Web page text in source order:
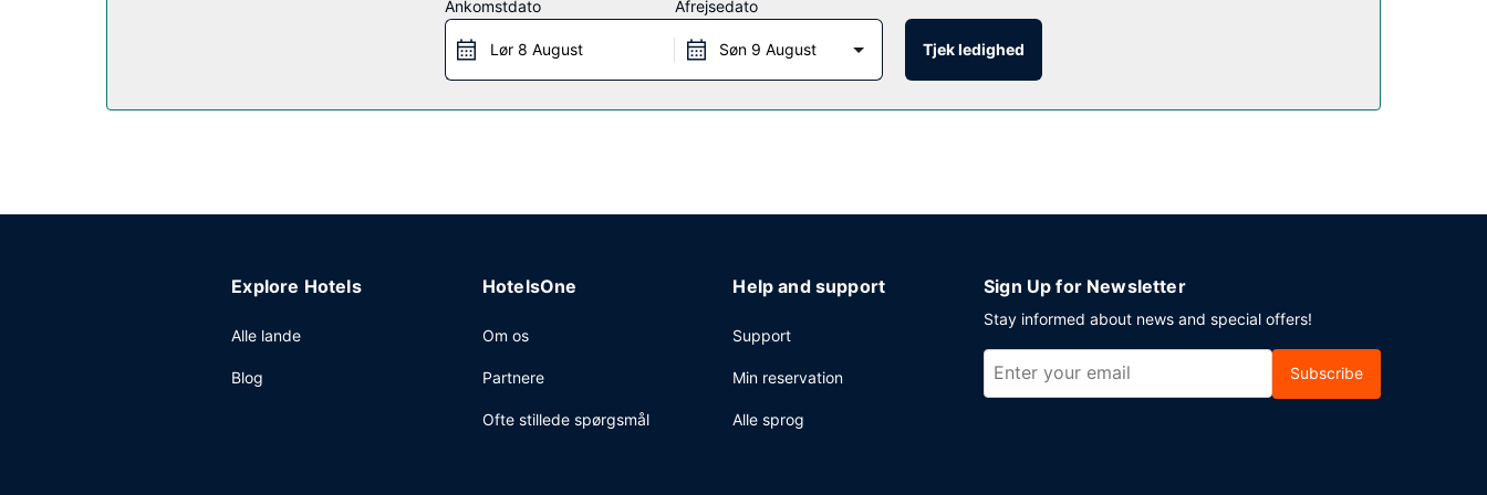
Gratis kontinental morgenmad serveres dagligt fra kl. 06.00 til kl. 09.30.
Ankomstdato
Lør 8 August
Afrejsedato
Søn 9 August Tjek ledighed
Explore Hotels
Alle lande
Blog
HotelsOne
Om os
Partnere
Ofte stillede spørgsmål
Help and support
Support
Min reservation
Alle sprog
Sign Up for Newsletter
Stay informed about news and special offers!
Subscribe